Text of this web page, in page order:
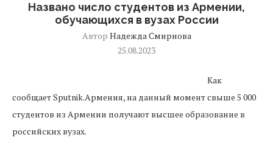
Названо число студентов из Армении,
обучающихся в вузах России
Автор Надежда Смирнова
25.08.2023
Как
сообщает Sputnik.Армения, на данный момент свыше 5 000
студентов из Армении получают высшее образование в
российских вузах.